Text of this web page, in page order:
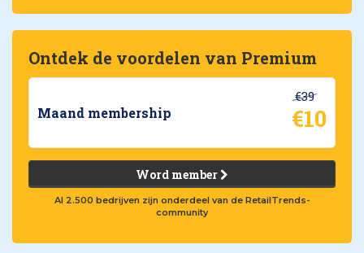
Ontdek de voordelen van Premium
Maand membership
€39
€10
Word member
Al 2.500 bedrijven zijn onderdeel van de RetailTrends-
community